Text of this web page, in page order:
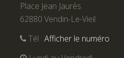
Place Jean Jaurès
62880 Vendin-Le-Vieil
Tél : Afficher le numéro